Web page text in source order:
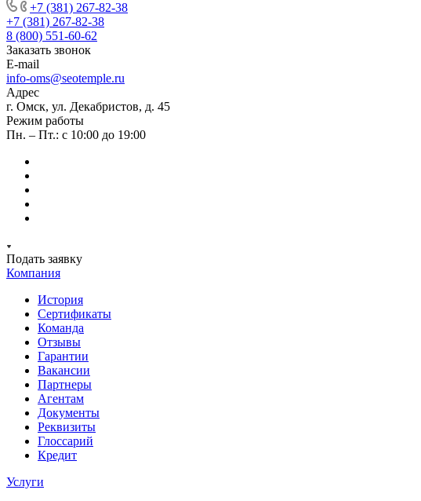
+7 (381) 267-82-38
+7 (381) 267-82-38
8 (800) 551-60-62
Заказать звонок
E-mail
info-oms@seotemple.ru
Адрес
г. Омск, ул. Декабристов, д. 45
Режим работы
Пн. – Пт.: с 10:00 до 19:00
Подать заявку
Компания
История
Сертификаты
Команда
Отзывы
Гарантии
Вакансии
Партнеры
Агентам
Документы
Реквизиты
Глоссарий
Кредит
Услуги